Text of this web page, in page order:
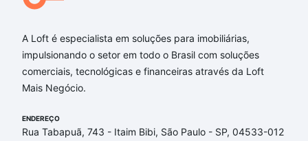
A Loft é especialista em soluções para imobiliárias,
impulsionando o setor em todo o Brasil com soluções
comerciais, tecnológicas e financeiras através da Loft
Mais Negócio.
ENDEREÇO
Rua Tabapuã, 743 - Itaim Bibi, São Paulo - SP, 04533-012